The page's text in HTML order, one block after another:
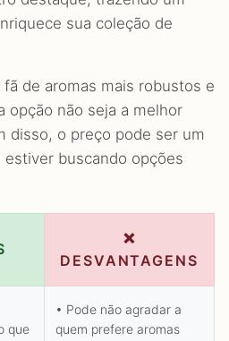
sua coleção de
de aromas mais robustos e
opção não seja a melhor
disso, o preço pode ser um
buscando opções
❌
DESVANTAGENS
que
• Pode não agradar a
quem prefere aromas